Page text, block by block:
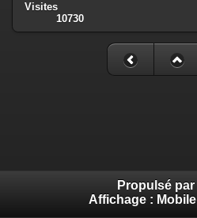
Visites
10730
Propulsé par
Affichage : Mobile